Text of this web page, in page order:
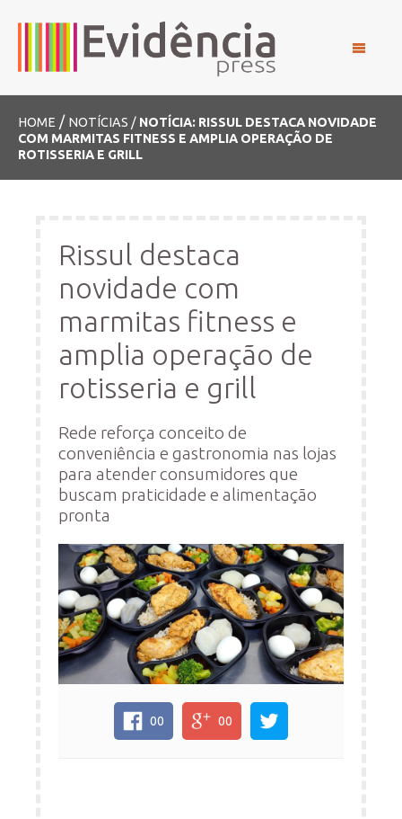
HOME / NOTÍCIAS / NOTÍCIA: RISSUL DESTACA NOVIDADE
COM MARMITAS FITNESS E AMPLIA OPERAÇÃO DE
ROTISSERIA E GRILL
Rissul destaca
novidade com
marmitas fitness e
amplia operação de
rotisseria e grill
Rede reforça conceito de
conveniência e gastronomia nas lojas
para atender consumidores que
buscam praticidade e alimentação
pronta
00 00